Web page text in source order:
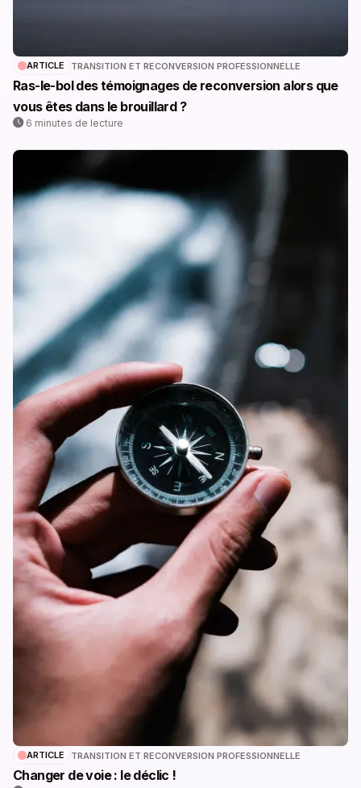
ARTICLE TRANSITION ET RECONVERSION PROFESSIONNELLE
Ras-le-bol des témoignages de reconversion alors que
vous êtes dans le brouillard ?
6 minutes de lecture
ARTICLE TRANSITION ET RECONVERSION PROFESSIONNELLE
Changer de voie : le déclic !